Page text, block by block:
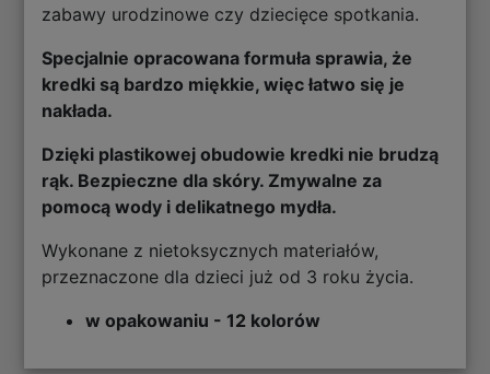
zabawy urodzinowe czy dziecięce spotkania.
Specjalnie opracowana formuła sprawia, że
kredki są bardzo miękkie, więc łatwo się je
nakłada.
Dzięki plastikowej obudowie kredki nie brudzą
rąk. Bezpieczne dla skóry. Zmywalne za
pomocą wody i delikatnego mydła.
Wykonane z nietoksycznych materiałów,
przeznaczone dla dzieci już od 3 roku życia.
w opakowaniu - 12 kolorów